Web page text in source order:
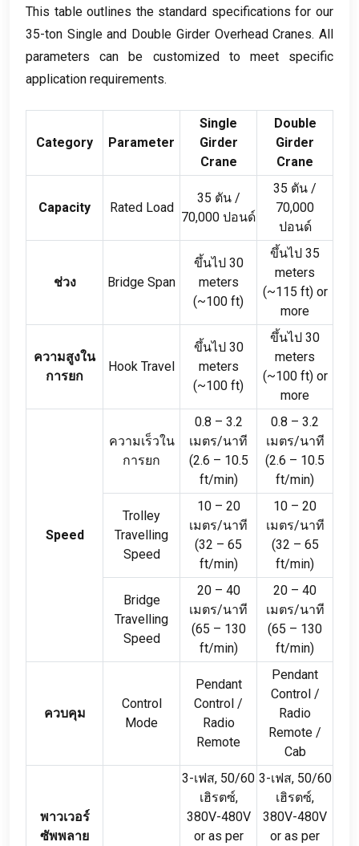
This table outlines the standard specifications for our
35-ton Single and Double Girder Overhead Cranes.All
parameters can be customized to meet specific
application requirements.
Category Parameter
Single
Girder
Crane
Double
Girder
Crane
Capacity Rated Load
35 ตัน /
70,000 ปอนด์
35 ตัน /
70,000
ปอนด์
ช่วง Bridge Span
ขึ้นไป 30
meters
(~100 ft)
ขึ้นไป 35
meters
(~115 ft) or
more
ความสูงใน
การยก
Hook Travel
ขึ้นไป 30
meters
(~100 ft)
ขึ้นไป 30
meters
(~100 ft) or
more
Speed
ความเร็วใน
การยก
0.8 – 3.2
เมตร/นาที
(2.6 – 10.5
ft/min)
0.8 – 3.2
เมตร/นาที
(2.6 – 10.5
ft/min)
Trolley
Travelling
Speed
10 – 20
เมตร/นาที
(32 – 65
ft/min)
10 – 20
เมตร/นาที
(32 – 65
ft/min)
Bridge
Travelling
Speed
20 – 40
เมตร/นาที
(65 – 130
ft/min)
20 – 40
เมตร/นาที
(65 – 130
ft/min)
ควบคุม
Control
Mode
Pendant
Control /
Radio
Remote
Pendant
Control/
Radio
Remote /
Cab
พาวเวอร์
ซัพพลาย
3-เฟส, 50/60
เฮิรตซ์,
380V-480V
or as per
3-เฟส, 50/60
เฮิรตซ์,
380V-480V
or as per